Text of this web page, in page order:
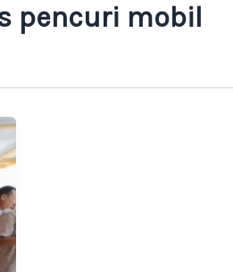
pencuri mobil